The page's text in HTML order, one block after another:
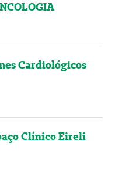
Cardiológicos
Clínico Eireli